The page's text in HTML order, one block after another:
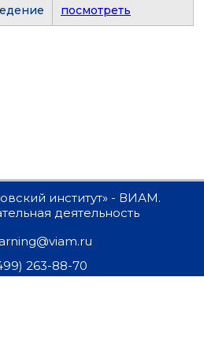
посмотреть
институт» - ВИАМ.
деятельность
263-88-70